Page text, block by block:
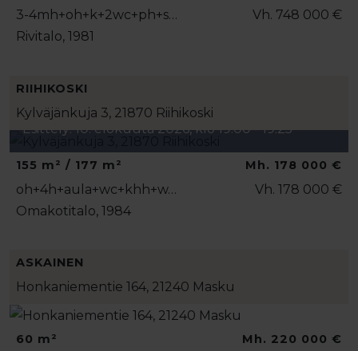
3-4mh+oh+k+2wc+ph+s…
Rivitalo, 1981
Vh. 748 000 €
RIIHIKOSKI
Kylväjänkuja 3, 21870 Riihikoski
Esittely: 10. elokuuta 2026, klo 19:00 - 19:25
155 m² / 177 m²
oh+4h+aula+wc+khh+w…
Omakotitalo, 1984
Mh. 178 000 €
Vh. 178 000 €
ASKAINEN
Honkaniementie 164, 21240 Masku
60 m² Mh. 220 000 €